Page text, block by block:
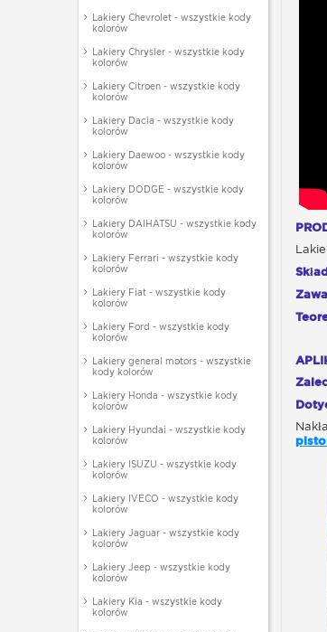
Lakiery Chevrolet - wszystkie kody
kolorów
Lakiery Chrysler - wszystkie kody
kolorów
Lakiery Citroen - wszystkie kody
kolorów
Lakiery Dacia - wszystkie kody
kolorów
Lakiery Daewoo - wszystkie kody
kolorów
Lakiery DODGE - wszystkie kody
kolorów
Lakiery DAIHATSU - wszystkie kody
kolorów
Lakiery Ferrari - wszystkie kody
kolorów
Lakiery Fiat - wszystkie kody
kolorów
Lakiery Ford - wszystkie kody
kolorów
Lakiery general motors - wszystkie
kody kolorów
Lakiery Honda - wszystkie kody
kolorów
Lakiery Hyundai - wszystkie kody
kolorów
Lakiery ISUZU - wszystkie kody
kolorów
Lakiery IVECO - wszystkie kody
kolorów
Lakiery Jaguar - wszystkie kody
kolorów
Lakiery Jeep - wszystkie kody
kolorów
Lakiery Kia - wszystkie kody
kolorów